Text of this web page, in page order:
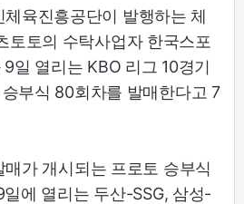
육진흥공단이 발행하는 체
토토의 수탁사업자 한국스포
일 열리는 KBO 리그 10경기
부식 80회차를 발매한다고 7
가 개시되는 프로토 승부식
에 열리는 두산-SSG, 삼성-